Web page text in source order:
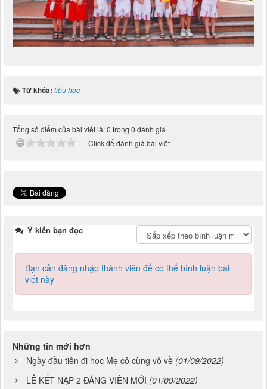
Từ khóa: tiểu học
Tổng số điểm của bài viết là: 0 trong 0 đánh giá
Click để đánh giá bài viết
Ý kiến bạn đọc
Bạn cần đăng nhập thành viên để có thể bình luận bài
viết này
Những tin mới hơn
Ngày đầu tiên đi học Mẹ cô cùng vỗ về (01/09/2022)
LỄ KẾT NẠP 2 ĐẢNG VIÊN MỚI (01/09/2022)